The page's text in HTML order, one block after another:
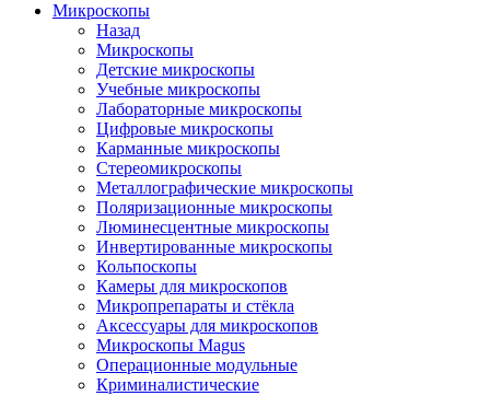
Микроскопы
Назад
Микроскопы
Детские микроскопы
Учебные микроскопы
Лабораторные микроскопы
Цифровые микроскопы
Карманные микроскопы
Стереомикроскопы
Металлографические микроскопы
Поляризационные микроскопы
Люминесцентные микроскопы
Инвертированные микроскопы
Кольпоскопы
Камеры для микроскопов
Микропрепараты и стёкла
Аксессуары для микроскопов
Микроскопы Magus
Операционные модульные
Криминалистические